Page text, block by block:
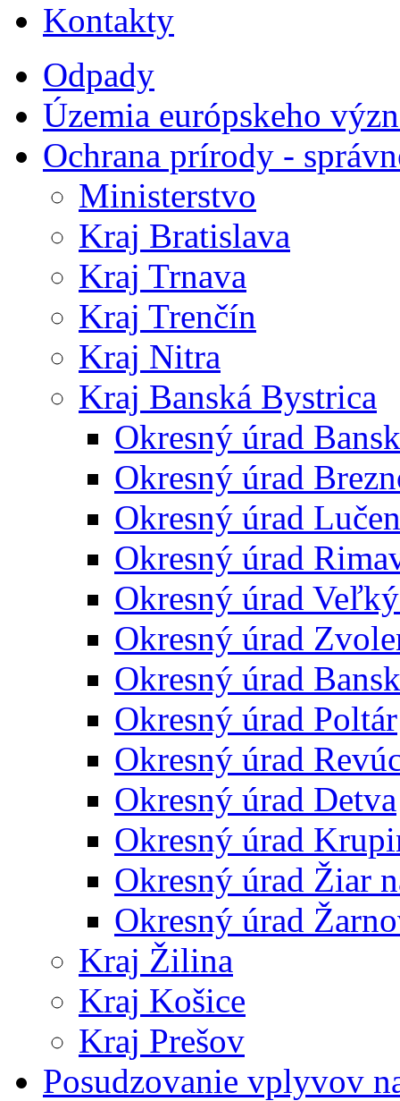
Kontakty
Odpady
Územia európskeho
Ochrana prírody -
Ministerstvo
Kraj Bratislava
Kraj Trnava
Kraj Trenčín
Kraj Nitra
Kraj Banská Bystrica
Okresný úrad
Okresný úrad
Okresný úrad
Okresný úrad
Okresný úrad
Okresný úrad
Okresný úrad
Okresný úrad Poltár
Okresný úrad
Okresný úrad Detva
Okresný úrad
Okresný úrad Žiar
Okresný úrad
Kraj Žilina
Kraj Košice
Kraj Prešov
Posudzovanie vplyvov